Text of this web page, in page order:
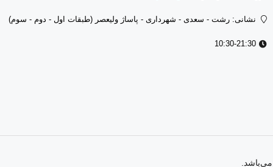
کشف رازهای پشت پرده شیوع زامبی‌ها است. فرانک وست، که یک عکاس
جانبی مختلف و لحظات پر از تنش، تجربه‌ای جذاب و پر از چالش را برای
نشانی: رشت - سعدى - شهرداری - پاساژ ولیعصر (طبقات اول - دوم - سوم)
10:30-21:30